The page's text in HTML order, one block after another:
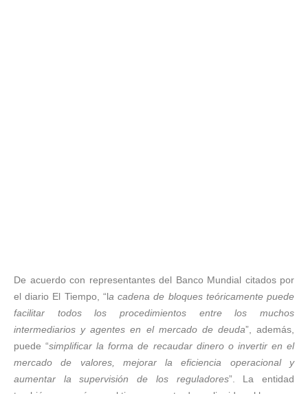
De acuerdo con representantes del Banco Mundial citados por
el diario El Tiempo, “la cadena de bloques teóricamente puede
facilitar todos los procedimientos entre los muchos
intermediarios y agentes en el mercado de deuda”, además,
puede “simplificar la forma de recaudar dinero o invertir en el
mercado de valores, mejorar la eficiencia operacional y
aumentar la supervisión de los reguladores”. La entidad